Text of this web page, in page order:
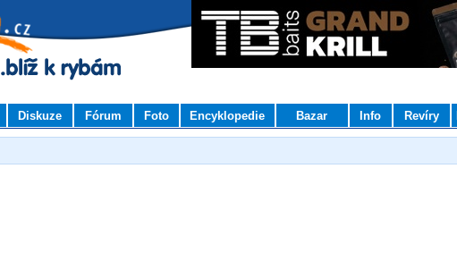
Diskuze Fórum Foto Encyklopedie Bazar Info Revíry